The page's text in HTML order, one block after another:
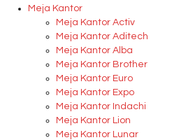
Meja Kantor
Meja Kantor Activ
Meja Kantor Aditech
Meja Kantor Alba
Meja Kantor Brother
Meja Kantor Euro
Meja Kantor Expo
Meja Kantor Indachi
Meja Kantor Lion
Meja Kantor Lunar